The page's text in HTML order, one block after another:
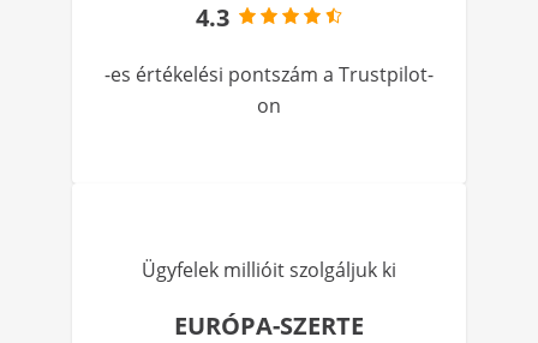
4.3
-es értékelési pontszám a Trustpilot-
on
Ügyfelek millióit szolgáljuk ki
EURÓPA-SZERTE